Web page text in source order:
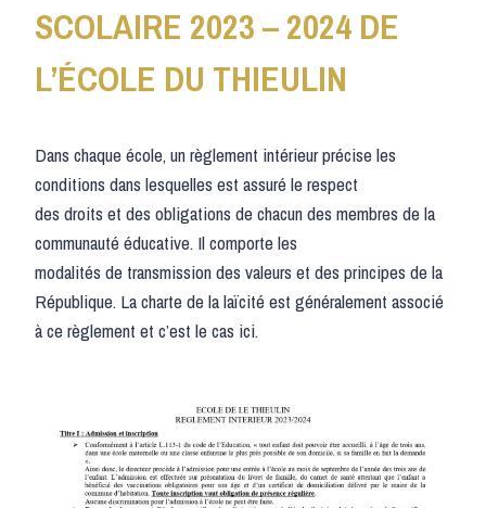
SCOLAIRE 2023 – 2024 DE
L’ÉCOLE DU THIEULIN
Dans chaque école, un règlement intérieur précise les
conditions dans lesquelles est assuré le respect
des droits et des obligations de chacun des membres de la
communauté éducative. Il comporte les
modalités de transmission des valeurs et des principes de la
République. La charte de la laïcité est généralement associé
à ce règlement et c’est le cas ici.